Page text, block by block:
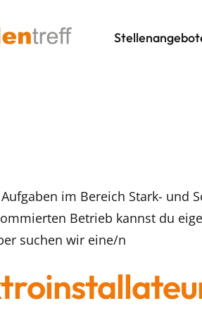
im Bereich Stark- und
Betrieb kannst du
suchen wir eine/n